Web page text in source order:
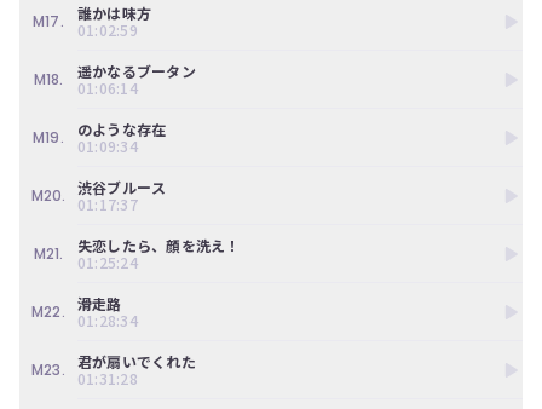
M17.
誰かは味方
01:02:59
M18.
遥かなるブータン
01:06:14
M19.
のような存在
01:09:34
M20.
渋谷ブルース
01:17:37
M21.
失恋したら、顔を洗え！
01:25:24
M22.
滑走路
01:28:34
M23.
君が扇いでくれた
01:31:28